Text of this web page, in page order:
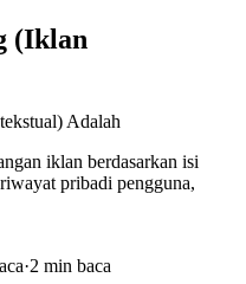
(Iklan
Adalah
iklan berdasarkan isi
pribadi pengguna,
·2 min baca